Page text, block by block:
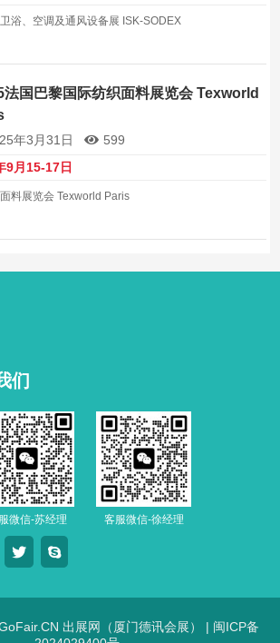
浴、空调及通风设备展 ISK-SODEX
法国巴黎国际纺织面料展览会 Texworld
年3月31日
599
9月15-17日
料展览会 Texworld Paris
们
微信-苏经理 客服微信-徐经理
出展网（厦门德讯会展） | 闽ICP备